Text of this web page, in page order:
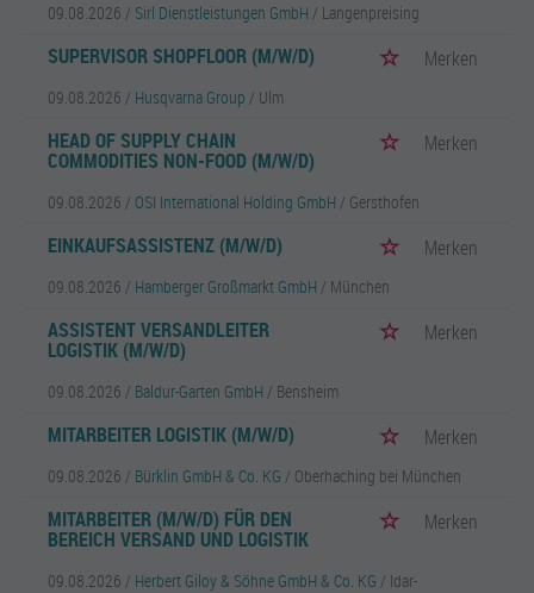
09.08.2026 / Sirl Dienstleistungen GmbH / Langenpreising
SUPERVISOR SHOPFLOOR (M/W/D) Merken
09.08.2026 / Husqvarna Group / Ulm
HEAD OF SUPPLY CHAIN
COMMODITIES NON-FOOD (M/W/D)
Merken
09.08.2026 / OSI International Holding GmbH / Gersthofen
EINKAUFSASSISTENZ (M/W/D) Merken
09.08.2026 / Hamberger Großmarkt GmbH / München
ASSISTENT VERSANDLEITER
LOGISTIK (M/W/D)
Merken
09.08.2026 / Baldur-Garten GmbH / Bensheim
MITARBEITER LOGISTIK (M/W/D) Merken
09.08.2026 / Bürklin GmbH & Co. KG / Oberhaching bei München
MITARBEITER (M/W/D) FÜR DEN
BEREICH VERSAND UND LOGISTIK
Merken
09.08.2026 / Herbert Giloy & Söhne GmbH & Co. KG / Idar-